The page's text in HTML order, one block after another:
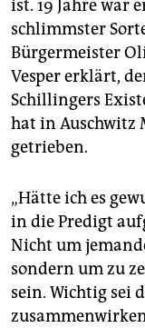
ist. 19 Jahre war
schlimmster
Bürgermeister
Vesper erklärt,
Schillingers
hat in Auschwitz
getrieben.
„Hätte ich es
in die Predigt
Nicht um
sondern um zu
sein. Wichtig sei